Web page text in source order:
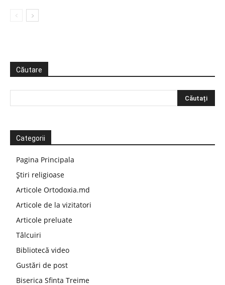
Căutare
Categorii
Pagina Principala
Știri religioase
Articole Ortodoxia.md
Articole de la vizitatori
Articole preluate
Tâlcuiri
Bibliotecă video
Gustări de post
Biserica Sfinta Treime